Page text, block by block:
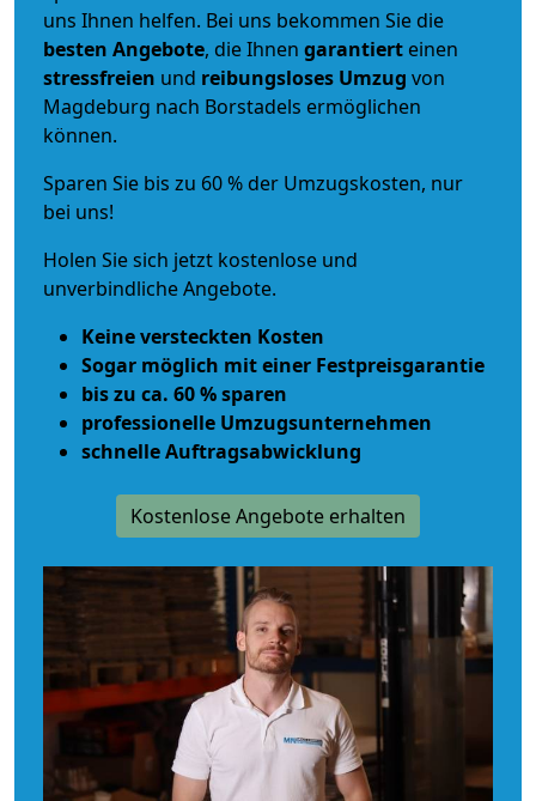
uns Ihnen helfen. Bei uns bekommen Sie die
besten Angebote, die Ihnen garantiert einen
stressfreien und reibungsloses Umzug von
Magdeburg nach Borstadels ermöglichen
können.
Sparen Sie bis zu 60 % der Umzugskosten, nur
bei uns!
Holen Sie sich jetzt kostenlose und
unverbindliche Angebote.
Keine versteckten Kosten
Sogar möglich mit einer Festpreisgarantie
bis zu ca. 60 % sparen
professionelle Umzugsunternehmen
schnelle Auftragsabwicklung
Kostenlose Angebote erhalten